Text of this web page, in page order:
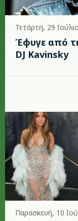
Τετάρτη, 29
Έφυγε από
DJ Kavinsky
Παρασκευή, 10